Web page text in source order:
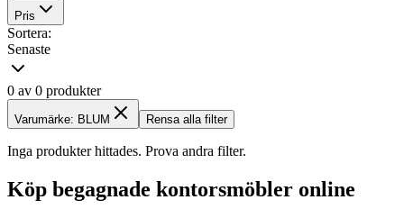
Pris
Sortera:
Senaste
0 av 0 produkter
Varumärke: BLUM Rensa alla filter
Inga produkter hittades. Prova andra filter.
Köp begagnade kontorsmöbler online